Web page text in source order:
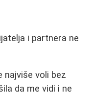
i partnera ne
najviše voli bez
da me vidi i ne